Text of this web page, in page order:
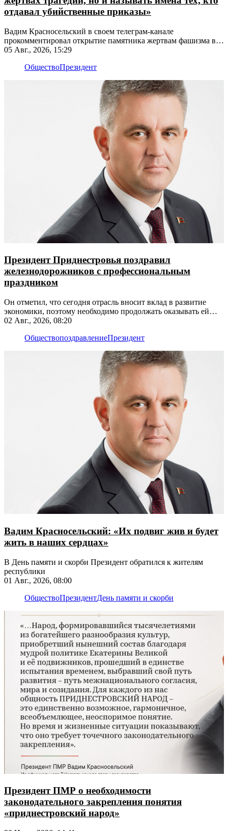
отдавал убийственные приказы»
Вадим Красносельский в своем телеграм-канале
прокомментировал открытие памятника жертвам фашизма в
Рыбнице
05 Авг., 2026, 15:29
ОбществоПрезидент
Президент Приднестровья поздравил
железнодорожников с профессиональным
праздником
Он отметил, что сегодня отрасль вносит вклад в развитие
экономики, поэтому необходимо продолжать оказывать ей
поддержку
02 Авг., 2026, 08:20
ОбществопоздравлениеПрезидент
Вадим Красносельский: «Их подвиг жив и будет
жить в наших сердцах»
В День памяти и скорби Президент обратился к жителям
республики
01 Авг., 2026, 08:00
ОбществоПрезидентДень памяти и скорби
Президент ПМР о необходимости
законодательного закрепления понятия
«приднестровский народ»